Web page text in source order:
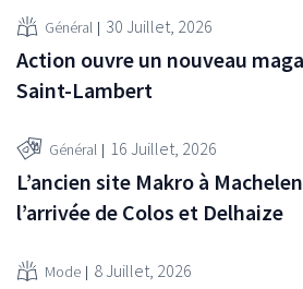
Général 30 Juillet, 2026
Action ouvre un nouveau
Saint-Lambert
Général 16 Juillet, 2026
L’ancien site Makro à
l’arrivée de Colos et Delhaize
Mode 8 Juillet, 2026